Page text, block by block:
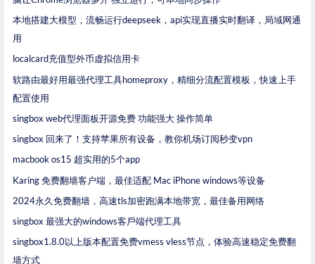
本地搭建大模型，流畅运行deepseek，api实现直播实时翻译，局域网通
用
localcard充值型外币虚拟信用卡
软路由最好用最强代理工具homeproxy，精细分流配置模板，快速上手
配置使用
singbox web代理面板开源免费 功能强大 操作简单
singbox 回来了！支持苹果所有设备，教你机场订阅秒变vpn
macbook os15 超实用的5个app
Karing 免费翻墙客户端，最佳适配 Mac iPhone windows等设备
2024永久免费翻墙，高速tls加密跑满本地带宽，最佳备用网络
singbox 最强大的windows客戶端代理工具
singbox1.8.0以上版本配置免费vmess vless节点，体验高速稳定免费翻
墙方式